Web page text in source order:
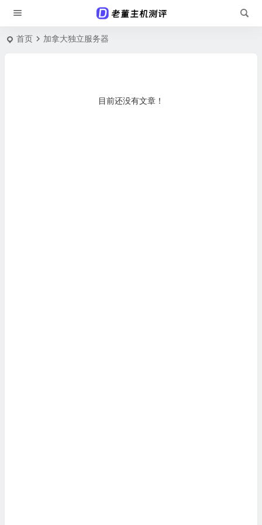
首页 加拿大独立服务器
目前还没有文章！